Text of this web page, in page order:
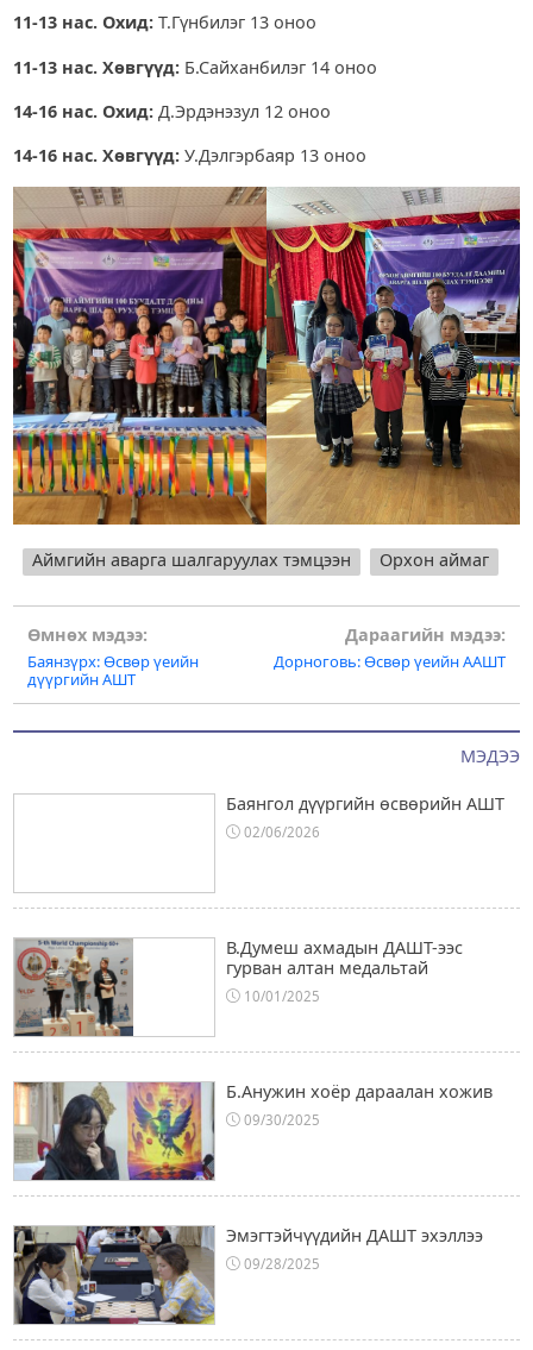
МЭДЭЭ
Баянгол дүүргийн өсвөрийн АШТ
02/06/2026
В.Думеш ахмадын ДАШТ-ээс
гурван алтан медальтай
10/01/2025
Б.Анужин хоёр дараалан хожив
09/30/2025
Эмэгтэйчүүдийн ДАШТ эхэллээ
09/28/2025
11-13 нас. Охид:Т.Гүнбилэг 13 оноо
11-13 нас. Хөвгүүд:Б.Сайханбилэг 14 оноо
14-16 нас. Охид:Д.Эрдэнэзул 12 оноо
14-16 нас. Хөвгүүд:У.Дэлгэрбаяр 13 оноо
Аймгийн аварга шалгаруулах тэмцээн Орхон аймаг
Post
navigation
Өмнөх мэдээ:
Баянзүрх: Өсвөр үеийн
дүүргийн АШТ
Дараагийн мэдээ:
Дорноговь: Өсвөр үеийн ААШТ